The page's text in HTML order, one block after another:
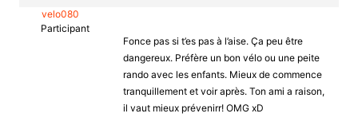
velo080
Participant
Fonce pas si t’es pas à l’aise. Ça peu être
dangereux. Préfère un bon vélo ou une peite
rando avec les enfants. Mieux de commence
tranquillement et voir après. Ton ami a raison,
il vaut mieux prévenirr! OMG xD